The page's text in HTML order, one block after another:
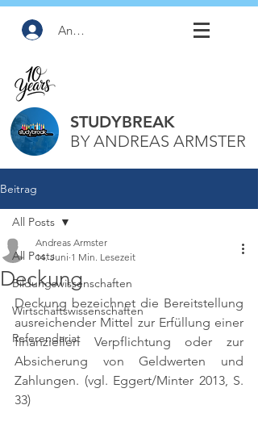
Anmelden
STUDYBREAK
BY ANDREAS ARMSTER
Beitrag
All Posts
Bildungswissenschaften
Wirtschaftswissenschaften
Referendariat
All Posts
Deckung
Andreas Armster
14. Juni 1 Min. Lesezeit
Deckung bezeichnet die Bereitstellung
ausreichender Mittel zur Erfüllung einer
finanziellen Verpflichtung oder zur
Absicherung von Geldwerten und
Zahlungen. (vgl. Eggert/Minter 2013, S.
33)